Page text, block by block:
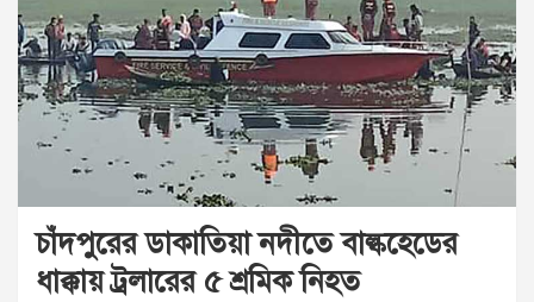
t
:
চাঁদপুরের ডাকাতিয়া নদীতে বাল্কহেডের
ধাক্কায় ট্রলারের ৫ শ্রমিক নিহত